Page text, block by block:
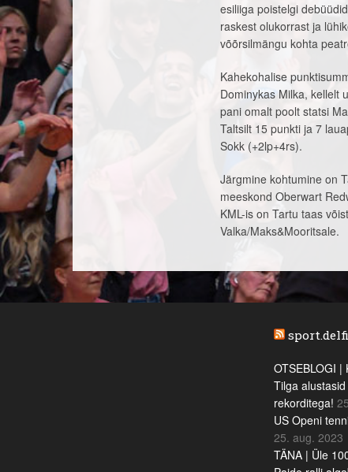
esiliiga poistelgi
raskest olukorrast ja
võõrsilmängu kohta
Kahekohalise
Dominykas Milka, kellelt
pani omalt poolt statsi
Taltsilt 15 punkti ja 7
Sokk (+2lp+4rs).
Järgmine kohtumine on
meeskond Oberwart
KML-is on Tartu taas
Valka/Maks&Mooritsale.
OTSEBLOGI
Tilga
rekorditega!
US Openi
25. aug. 2023
TÄNA | Üle